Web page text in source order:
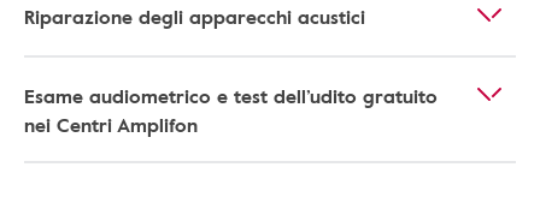
Riparazione degli apparecchi acustici
Esame audiometrico e test dell’udito gratuito
nei Centri Amplifon